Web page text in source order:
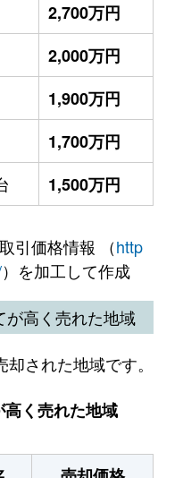
2,700万円
2,000万円
1,900万円
1,700万円
1,500万円
引価格情報 （http
）を加工して作成
が高く売れた地域
された地域です。
く売れた地域